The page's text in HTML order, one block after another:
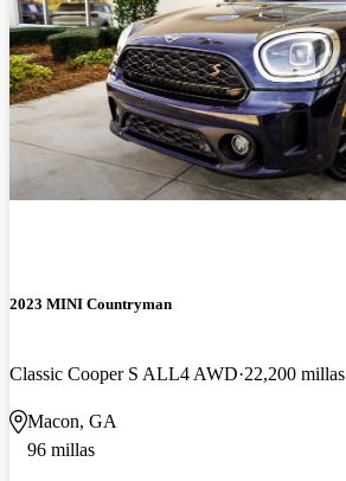
2023 MINI Countryman
Classic Cooper S ALL4 AWD 22,200 millas
Macon, GA
96 millas